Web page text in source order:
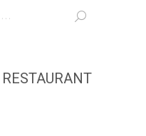
RESTAURANT